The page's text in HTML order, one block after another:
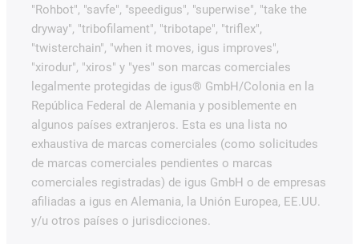
"Rohbot", "savfe", "speedigus", "superwise", "take the
dryway", "tribofilament", "tribotape", "triflex",
"twisterchain", "when it moves, igus improves",
"xirodur", "xiros" y "yes" son marcas comerciales
legalmente protegidas de igus® GmbH/Colonia en la
República Federal de Alemania y posiblemente en
algunos países extranjeros. Esta es una lista no
exhaustiva de marcas comerciales (como solicitudes
de marcas comerciales pendientes o marcas
comerciales registradas) de igus GmbH o de empresas
afiliadas a igus en Alemania, la Unión Europea, EE.UU.
y/u otros países o jurisdicciones.